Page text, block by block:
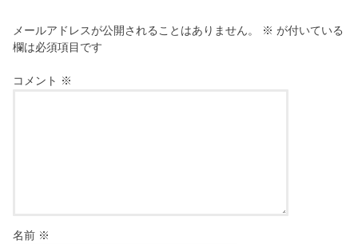
メールアドレスが公開されることはありません。 ※ が付いている
欄は必須項目です
コメント ※
名前 ※